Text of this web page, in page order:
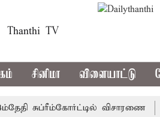
Thanthi TV
சினிமா விளையாட்டு
சுப்ரீம்கோர்ட்டில் விசாரணை